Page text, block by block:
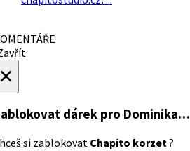
dárek pro Dominika…
si zablokovat Chapito korzet?